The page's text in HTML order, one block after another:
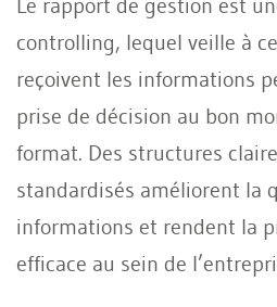
Le rapport de gestion est
controlling, lequel veille à
reçoivent les informations
prise de décision au bon
format. Des structures
standardisés améliorent la
informations et rendent la
efficace au sein de